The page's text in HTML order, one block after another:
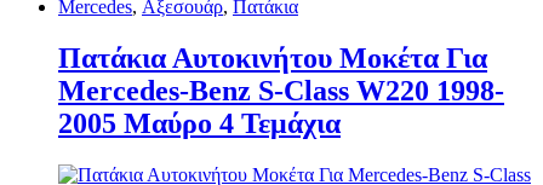
Mercedes, Αξεσουάρ, Πατάκια
Πατάκια Αυτοκινήτου Μοκέτα Για
Mercedes-Benz S-Class W220 1998-
2005 Μαύρο 4 Τεμάχια